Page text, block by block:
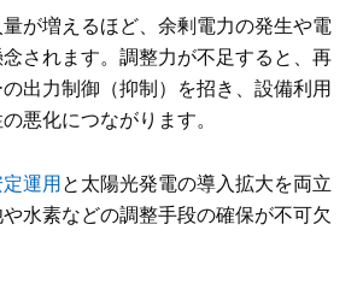
が増えるほど、余剰電力の発生や電
されます。調整力が不足すると、再
出力制御（抑制）を招き、設備利用
悪化につながります。
運用と太陽光発電の導入拡大を両立
水素などの調整手段の確保が不可欠